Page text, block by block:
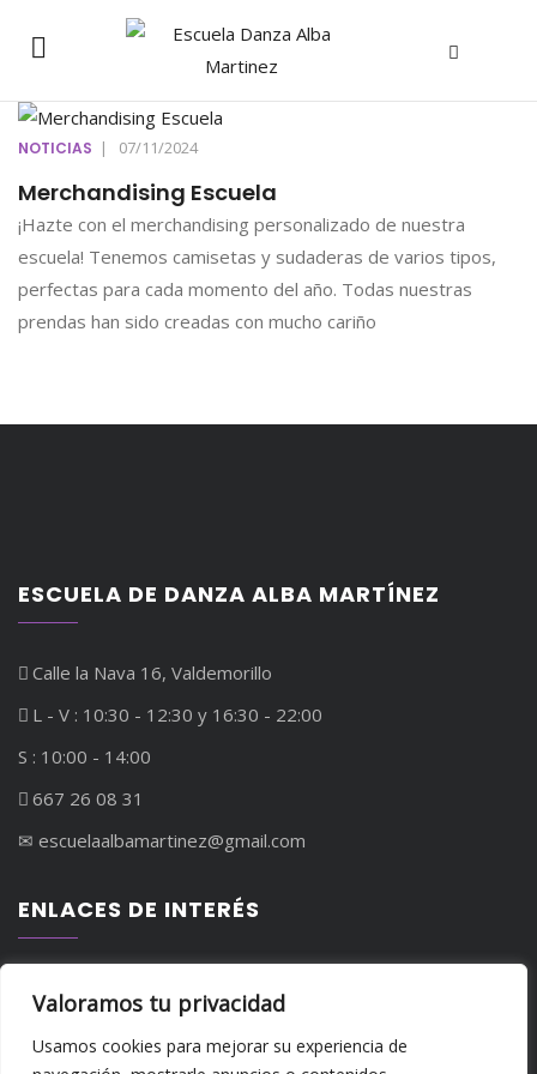
Valoramos tu privacidad
Usamos cookies para mejorar su experiencia de
NOTICIAS | 07/11/2024
Merchandising Escuela
¡Hazte con el merchandising personalizado de nuestra
escuela! Tenemos camisetas y sudaderas de varios tipos,
perfectas para cada momento del año. Todas nuestras
prendas han sido creadas con mucho cariño
ESCUELA DE DANZA ALBA MARTÍNEZ
Calle la Nava 16, Valdemorillo
L - V : 10:30 - 12:30 y 16:30 - 22:00
S : 10:00 - 14:00
667 26 08 31
✉︎ escuelaalbamartinez@gmail.com
ENLACES DE INTERÉS
Política de privacidad